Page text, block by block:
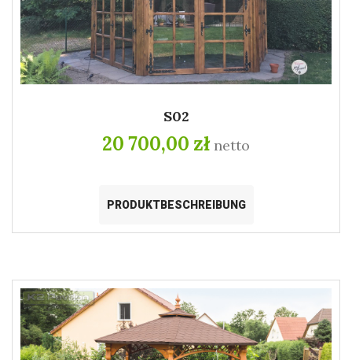
S02
20 700,00 zł netto
PRODUKTBESCHREIBUNG